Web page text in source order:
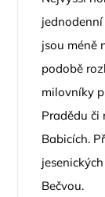
jsou méně
podobě
milovníky
Pradědu či
Babicích.
Bečvou.